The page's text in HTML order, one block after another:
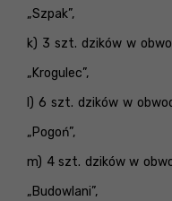
„Szpak”,
k) 3 szt. dzików w
„Krogulec”,
l) 6 szt. dzików w
„Pogoń”,
m) 4 szt. dzików w
„Budowlani”,